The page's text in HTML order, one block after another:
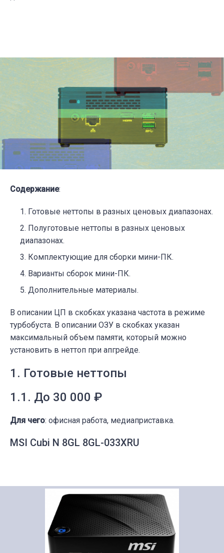
Содержание:
Готовые неттопы в разных ценовых диапазонах.
Полуготовые неттопы в разных ценовых
диапазонах.
Комплектующие для сборки мини-ПК.
Варианты сборок мини-ПК.
Дополнительные материалы.
В описании ЦП в скобках указана частота в режиме
турбобуста. В описании ОЗУ в скобках указан
максимальный объем памяти, который можно
установить в неттоп при апгрейде.
1. Готовые неттопы
1.1. До 30 000 ₽
Для чего: офисная работа, медиаприставка.
MSI Cubi N 8GL 8GL-033XRU